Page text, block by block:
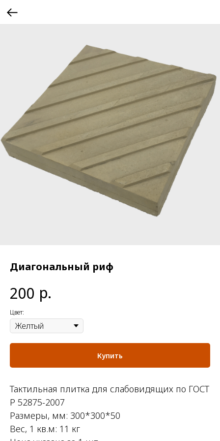
Диагональный риф
200 р.
Цвет:
Купить
Тактильная плитка для слабовидящих по ГОСТ
Р 52875-2007
Размеры, мм: 300*300*50
Вес, 1 кв.м: 11 кг